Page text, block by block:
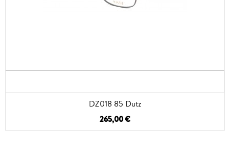
DZ018 85 Dutz
265,00 €